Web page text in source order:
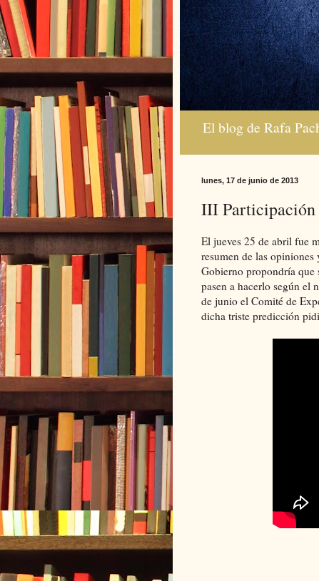
El blog de Rafa
lunes, 17 de junio de 2013
III Participación
El jueves 25 de abril fue
resumen de las opiniones
Gobierno propondría que
pasen a hacerlo según el
de junio el Comité de
dicha triste predicción